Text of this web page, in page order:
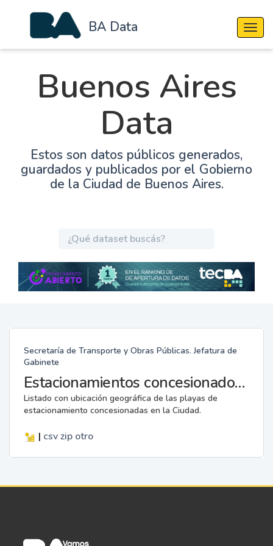
BA Data
Buenos Aires
Data
Estos son datos públicos generados,
guardados y publicados por el Gobierno
de la Ciudad de Buenos Aires.
Secretaría de Transporte y Obras Públicas. Jefatura de
Gabinete
Estacionamientos concesionados de movilidad sustentable
Listado con ubicación geográfica de las playas de
estacionamiento concesionadas en la Ciudad.
| csv zip otro